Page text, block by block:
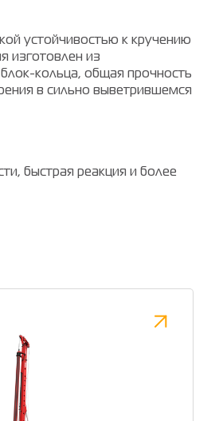
устойчивостью к кручению
изготовлен из
кольца, общая прочность
в сильно выветрившемся
быстрая реакция и более